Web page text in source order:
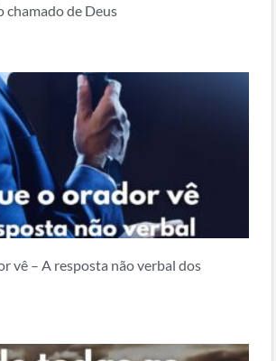
chamado de Deus
vê – A resposta não verbal dos